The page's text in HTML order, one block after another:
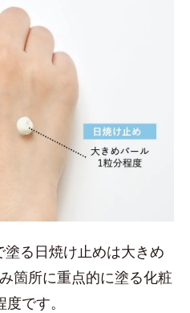
る日焼け止めは大きめ
箇所に重点的に塗る化粧
です。